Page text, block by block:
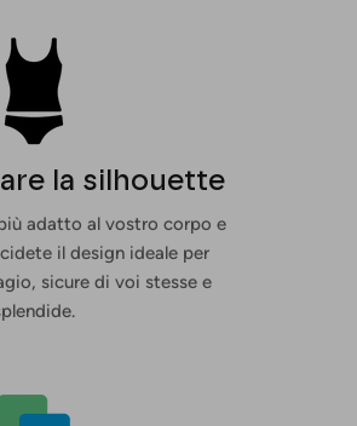
la silhouette
adatto al vostro corpo e
il design ideale per
sicure di voi stesse e